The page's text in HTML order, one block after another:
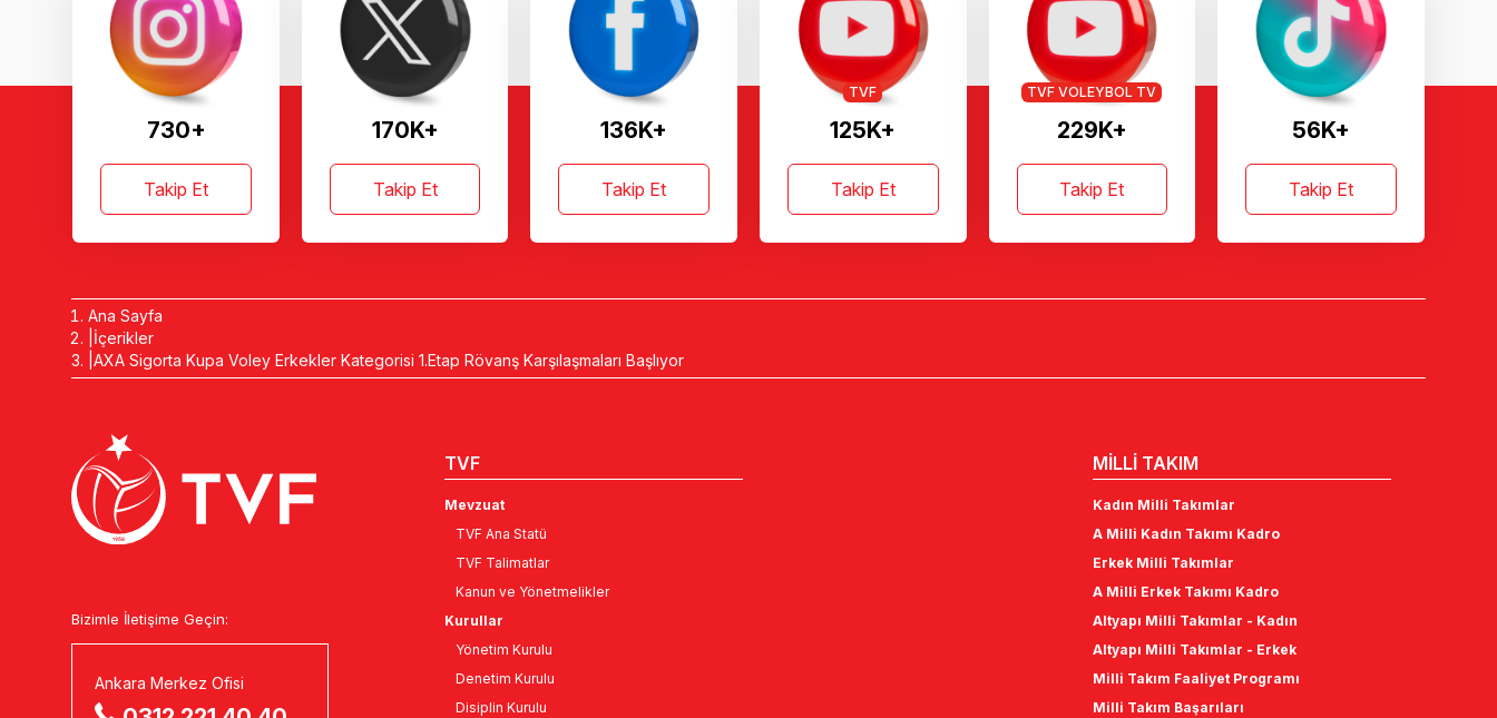
730+
Takip Et
170K+
Takip Et
136K+
Takip Et
125K+
TVF
Takip Et
229K+
TVF VOLEYBOL TV
Takip Et
56K+
Takip Et
Ana Sayfa
İçerikler
AXA Sigorta Kupa Voley Erkekler Kategorisi 1.Etap Rövanş Karşılaşmaları Başlıyor
Bizimle İletişime Geçin:
Ankara Merkez Ofisi
TVF
Mevzuat
TVF Ana Statü
TVF Talimatlar
Kanun ve Yönetmelikler
Kurullar
Yönetim Kurulu
Denetim Kurulu
Disiplin Kurulu
MİLLİ TAKIM
Kadın Milli Takımlar
A Milli Kadın Takımı Kadro
Erkek Milli Takımlar
A Milli Erkek Takımı Kadro
Altyapı Milli Takımlar - Kadın
Altyapı Milli Takımlar - Erkek
Milli Takım Faaliyet Programı
Milli Takım Başarıları